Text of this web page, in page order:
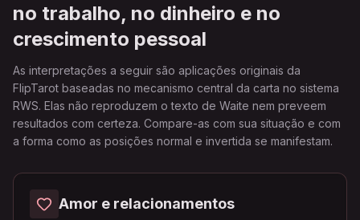
no trabalho, no dinheiro e no
crescimento pessoal
As interpretações a seguir são aplicações originais da
FlipTarot baseadas no mecanismo central da carta no sistema
RWS. Elas não reproduzem o texto de Waite nem preveem
resultados com certeza. Compare-as com sua situação e com
a forma como as posições normal e invertida se manifestam.
Amor e relacionamentos